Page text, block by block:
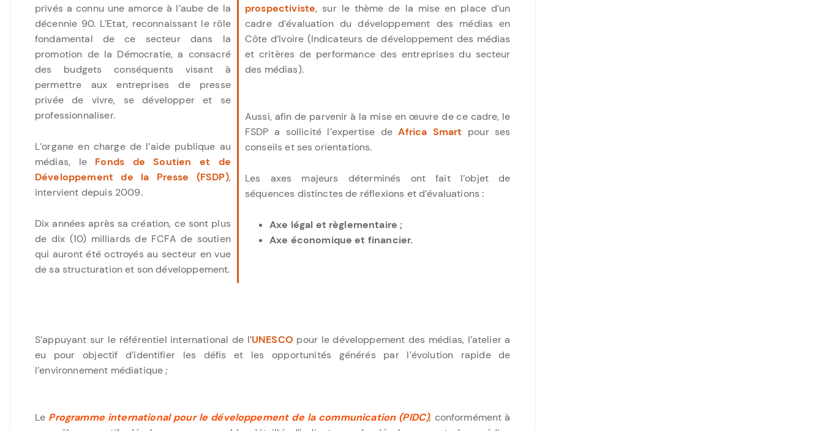
privés a connu une amorce à l’aube de la
décennie 90. L’Etat, reconnaissant le rôle
fondamental de ce secteur dans la
promotion de la Démocratie, a consacré
des budgets conséquents visant à
permettre aux entreprises de presse
privée de vivre, se développer et se
professionnaliser.
L’organe en charge de l’aide publique au
médias, le Fonds de Soutien et de
Développement de la Presse (FSDP),
intervient depuis 2009.
Dix années après sa création, ce sont plus
de dix (10) milliards de FCFA de soutien
qui auront été octroyés au secteur en vue
de sa structuration et son développement.
prospectiviste, sur le thème de la mise en place d’un
cadre d’évaluation du développement des médias en
Côte d’Ivoire (Indicateurs de développement des médias
et critères de performance des entreprises du secteur
des médias).
Aussi, afin de parvenir à la mise en œuvre de ce cadre, le
FSDP a sollicité l’expertise deAfrica Smart pour ses
conseils et ses orientations.
Les axes majeurs déterminés ont fait l’objet de
séquences distinctes de réflexions et d’évaluations :
Axe légal et règlementaire ;
Axe économique et financier.
S’appuyant sur le référentiel international de l’UNESCO pour le développement des médias, l’atelier a
eu pour objectif d’identifier les défis et les opportunités générés par l’évolution rapide de
l’environnement médiatique ;
Le Programme international pour le développement de la communication (PIDC), conformément à